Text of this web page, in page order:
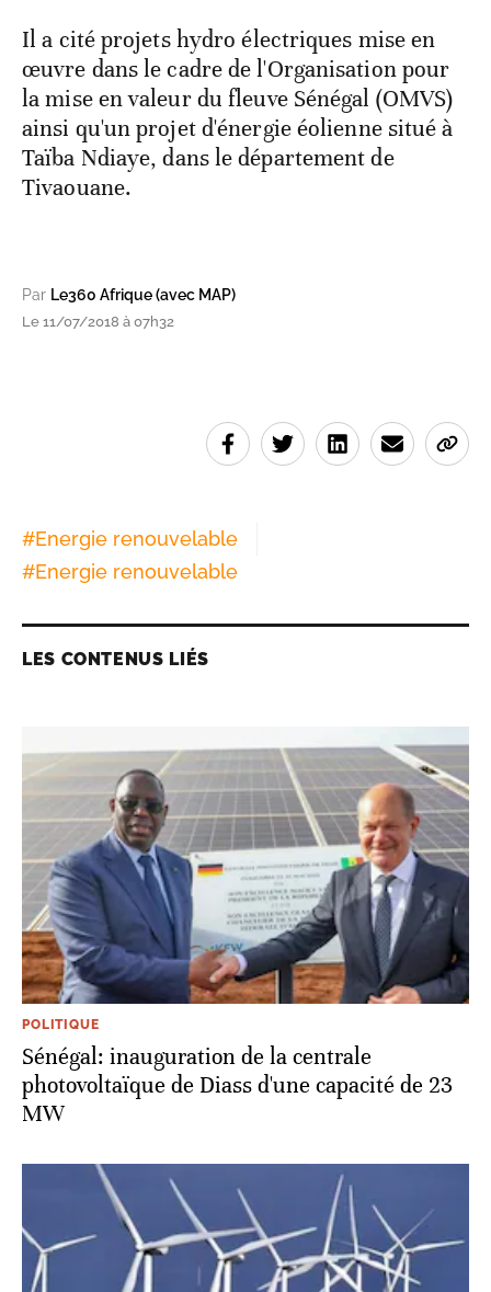
Il a cité projets hydro électriques mise en
œuvre dans le cadre de l'Organisation pour
la mise en valeur du fleuve Sénégal (OMVS)
ainsi qu'un projet d'énergie éolienne situé à
Taïba Ndiaye, dans le département de
Tivaouane.
Par Le360 Afrique (avec MAP)
Le 11/07/2018 à 07h32
#Energie renouvelable
#Energie renouvelable
LES CONTENUS LIÉS
POLITIQUE
Sénégal: inauguration de la centrale
photovoltaïque de Diass d'une capacité de 23
MW